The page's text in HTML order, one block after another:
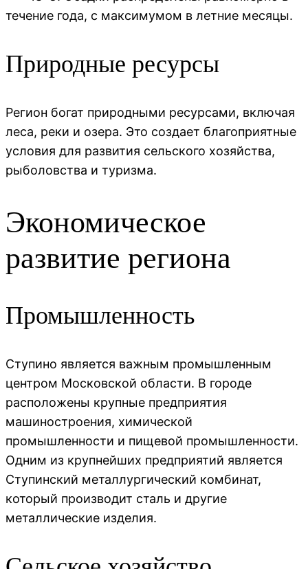
течение года, с максимумом в летние месяцы.
Природные ресурсы
Регион богат природными ресурсами, включая
леса, реки и озера. Это создает благоприятные
условия для развития сельского хозяйства,
рыболовства и туризма.
Экономическое
развитие региона
Промышленность
Ступино является важным промышленным
центром Московской области. В городе
расположены крупные предприятия
машиностроения, химической
промышленности и пищевой промышленности.
Одним из крупнейших предприятий является
Ступинский металлургический комбинат,
который производит сталь и другие
металлические изделия.